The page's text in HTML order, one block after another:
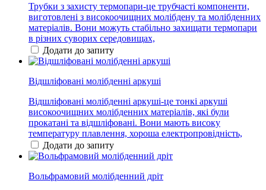
Трубки з захисту термопари-це трубчасті компоненти,
виготовлені з високоочищних молібдену та молібденних
матеріалів. Вони можуть стабільно захищати термопари
в різних суворих середовищах,
Додати до запиту
Відшліфовані молібденні аркуші
Відшліфовані молібденні аркуші-це тонкі аркуші
високоочищних молібденних матеріалів, які були
прокатані та відшліфовані. Вони мають високу
температуру плавлення, хороша електропровідність,
Додати до запиту
Вольфрамовий молібденний дріт